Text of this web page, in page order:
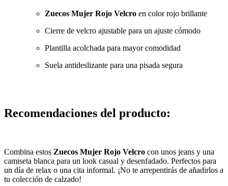
Zuecos Mujer Rojo Velcro en color rojo brillante
Cierre de velcro ajustable para un ajuste cómodo
Plantilla acolchada para mayor comodidad
Suela antideslizante para una pisada segura
Recomendaciones del producto:
Combina estos Zuecos Mujer Rojo Velcro con unos jeans y una
camiseta blanca para un look casual y desenfadado. Perfectos para
un día de relax o una cita informal. ¡No te arrepentirás de añadirlos a
tu colección de calzado!